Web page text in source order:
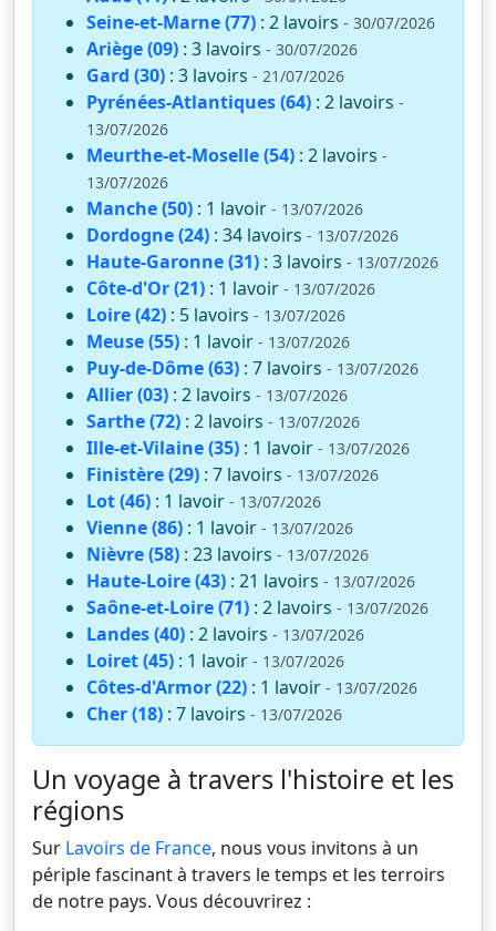
Seine-et-Marne (77) : 2 lavoirs - 30/07/2026
Ariège (09) : 3 lavoirs - 30/07/2026
Gard (30) : 3 lavoirs - 21/07/2026
Pyrénées-Atlantiques (64) : 2 lavoirs -
13/07/2026
Meurthe-et-Moselle (54) : 2 lavoirs -
13/07/2026
Manche (50) : 1 lavoir - 13/07/2026
Dordogne (24) : 34 lavoirs - 13/07/2026
Haute-Garonne (31) : 3 lavoirs - 13/07/2026
Côte-d'Or (21) : 1 lavoir - 13/07/2026
Loire (42) : 5 lavoirs - 13/07/2026
Meuse (55) : 1 lavoir - 13/07/2026
Puy-de-Dôme (63) : 7 lavoirs - 13/07/2026
Allier (03) : 2 lavoirs - 13/07/2026
Sarthe (72) : 2 lavoirs - 13/07/2026
Ille-et-Vilaine (35) : 1 lavoir - 13/07/2026
Finistère (29) : 7 lavoirs - 13/07/2026
Lot (46) : 1 lavoir - 13/07/2026
Vienne (86) : 1 lavoir - 13/07/2026
Nièvre (58) : 23 lavoirs - 13/07/2026
Haute-Loire (43) : 21 lavoirs - 13/07/2026
Saône-et-Loire (71) : 2 lavoirs - 13/07/2026
Landes (40) : 2 lavoirs - 13/07/2026
Loiret (45) : 1 lavoir - 13/07/2026
Côtes-d'Armor (22) : 1 lavoir - 13/07/2026
Cher (18) : 7 lavoirs - 13/07/2026
Un voyage à travers l'histoire et les
régions
Sur Lavoirs de France, nous vous invitons à un
périple fascinant à travers le temps et les terroirs
de notre pays. Vous découvrirez :